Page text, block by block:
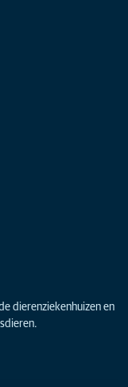
dierenziekenhuizen en